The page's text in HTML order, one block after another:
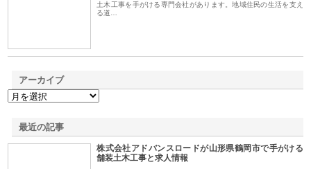
土木工事を手がける専門会社があります。地域住民の生活を支え
る道…
アーカイブ
最近の記事
株式会社アドバンスロードが山形県鶴岡市で手がける
舗装土木工事と求人情報